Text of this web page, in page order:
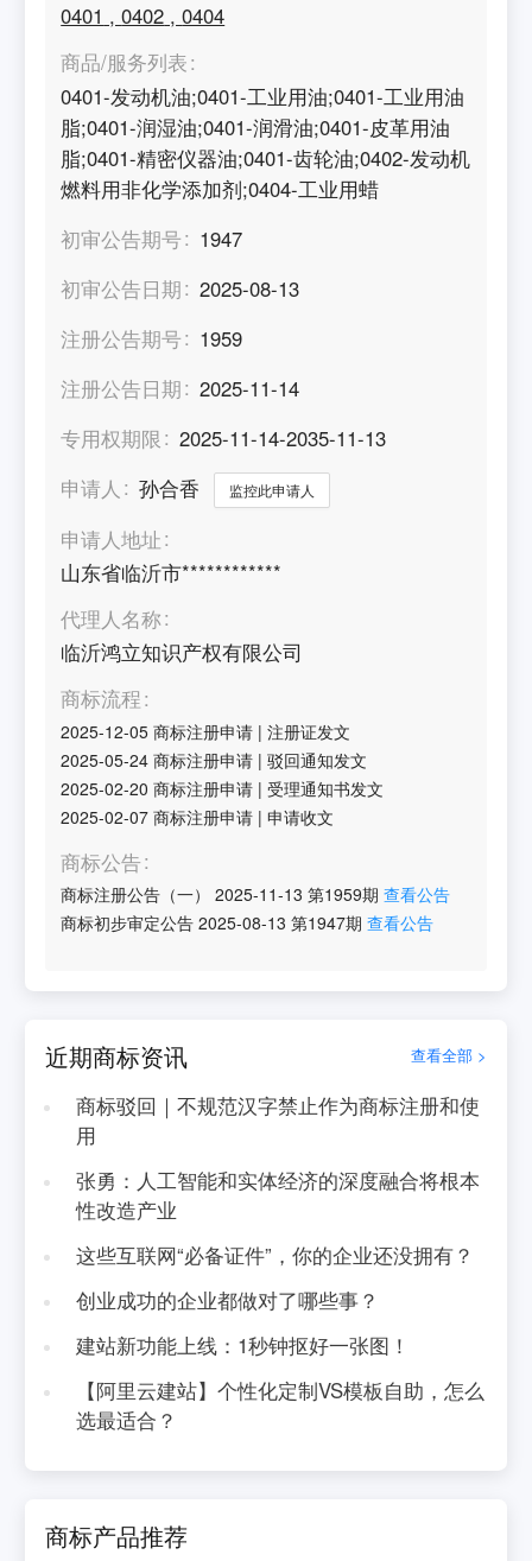
0401 ,0402 ,0404
商品/服务列表
0401-发动机油;0401-工业用油;0401-工业用油
脂;0401-润湿油;0401-润滑油;0401-皮革用油
脂;0401-精密仪器油;0401-齿轮油;0402-发动机
燃料用非化学添加剂;0404-工业用蜡
初审公告期号
1947
初审公告日期
2025-08-13
注册公告期号
1959
注册公告日期
2025-11-14
专用权期限
2025-11-14-2035-11-13
申请人
孙合香 监控此申请人
申请人地址
山东省临沂市************
代理人名称
临沂鸿立知识产权有限公司
商标流程
2025-12-05 商标注册申请 |注册证发文
2025-05-24 商标注册申请 |驳回通知发文
2025-02-20 商标注册申请 |受理通知书发文
2025-02-07 商标注册申请 |申请收文
商标公告
商标注册公告（一） 2025-11-13 第1959期 查看公告
商标初步审定公告 2025-08-13 第1947期 查看公告
近期商标资讯 查看全部 >
商标驳回｜不规范汉字禁止作为商标注册和使
用
张勇：人工智能和实体经济的深度融合将根本
性改造产业
这些互联网“必备证件”，你的企业还没拥有？
创业成功的企业都做对了哪些事？
建站新功能上线：1秒钟抠好一张图！
【阿里云建站】个性化定制VS模板自助，怎么
选最适合？
商标产品推荐